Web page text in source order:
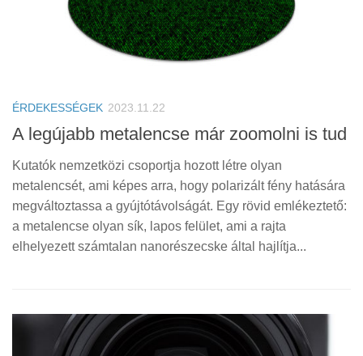
ÉRDEKESSÉGEK 2023.11.22
A legújabb metalencse már zoomolni is tud
Kutatók nemzetközi csoportja hozott létre olyan
metalencsét, ami képes arra, hogy polarizált fény hatására
megváltoztassa a gyújtótávolságát. Egy rövid emlékeztető:
a metalencse olyan sík, lapos felület, ami a rajta
elhelyezett számtalan nanorészecske által hajlítja...